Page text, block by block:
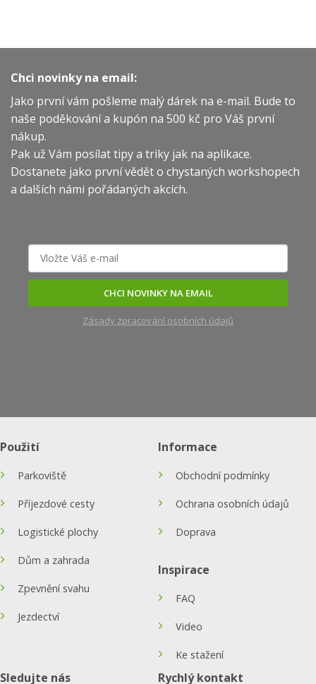
Chci novinky na email:
Jako první vám pošleme malý dárek na e-mail. Bude to
naše poděkování a kupón na 500 kč pro Váš první
nákup.
Pak už Vám posílat tipy a triky jak na aplikace.
Dostanete jako první vědět o chystaných workshopech
a dalších námi pořádaných akcích.
CHCI NOVINKY NA EMAIL
Zásady zpracování osobních údajů
Použití
Parkoviště
Příjezdové cesty
Logistické plochy
Dům a zahrada
Zpevnění svahu
Jezdectví
Informace
Obchodní podmínky
Ochrana osobních údajů
Doprava
Inspirace
FAQ
Video
Ke stažení
Sledujte nás Rychlý kontakt